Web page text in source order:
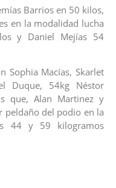
Barrios en 50 kilos,
en la modalidad lucha
y Daniel Mejías 54
Sophia Macías, Skarlet
Duque, 54kg Néstor
que, Alan Martinez y
peldaño del podio en la
44 y 59 kilogramos